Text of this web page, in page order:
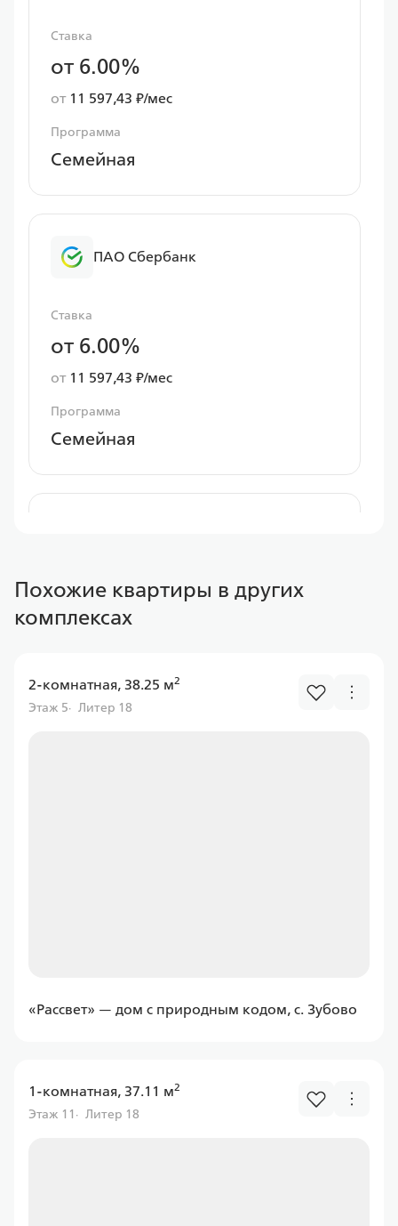
Ставка
от 6.00%
от11 597,43 ₽/мес
Программа
Семейная
ПАО Сбербанк
Ставка
от 6.00%
от11 597,43 ₽/мес
Программа
Семейная
Ставка
от 6.00%
Программа
Семейная
Россельхоз банк
Похожие квартиры в других
комплексах
2-комнатная, 38.25 м2
Этаж 5 Литер 18
«Рассвет» — дом с природным кодом, с. Зубово
1-комнатная, 37.11 м2
Этаж 11 Литер 18